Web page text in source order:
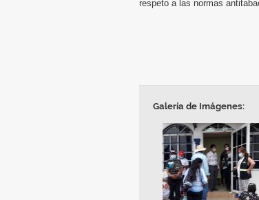
respeto a las normas
Galería de Imágenes: